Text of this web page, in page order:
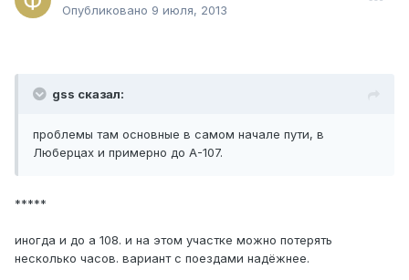
Опубликовано 9 июля, 2013
gss сказал:
проблемы там основные в самом начале пути, в
Люберцах и примерно до А-107.
*****
иногда и до а 108. и на этом участке можно потерять
несколько часов. вариант с поездами надёжнее.